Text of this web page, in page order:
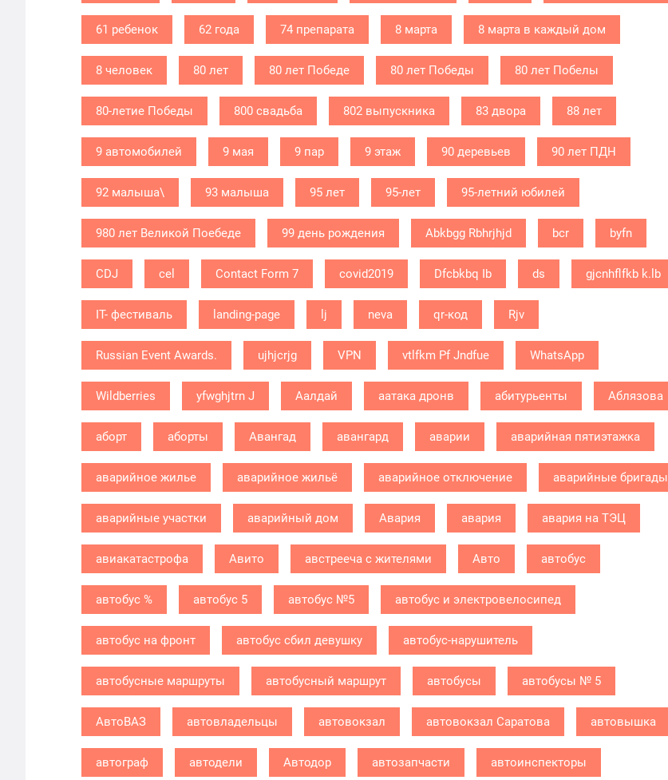
61 ребенок 62 года 74 препарата 8 марта 8 марта в каждый дом
8 человек 80 лет 80 лет Победе 80 лет Победы 80 лет Побелы
80-летие Победы 800 свадьба 802 выпускника 83 двора 88 лет
9 автомобилей 9 мая 9 пар 9 этаж 90 деревьев 90 лет ПДН
92 малыша\ 93 малыша 95 лет 95-лет 95-летний юбилей
980 лет Великой Поебеде 99 день рождения Abkbgg Rbhrjhjd bcr byfn
CDJ cel Contact Form 7 covid2019 Dfcbkbq Ib ds gjcnhflfkb k.lb
IT- фестиваль landing-page lj neva qr-код Rjv
Russian Event Awards. ujhjcrjg VPN vtlfkm Pf Jndfue WhatsApp
Wildberries yfwghjtrn J Аалдай аатака дронв абитурьенты Аблязова
аборт аборты Авангад авангард аварии аварийная пятиэтажка
аварийное жилье аварийное жильё аварийное отключение аварийные бригады
аварийные участки аварийный дом Авария авария авария на ТЭЦ
авиакатастрофа Авито австрееча с жителями Авто автобус
автобус % автобус 5 автобус №5 автобус и электровелосипед
автобус на фронт автобус сбил девушку автобус-нарушитель
автобусные маршруты автобусный маршрут автобусы автобусы № 5
АвтоВАЗ автовладельцы автовокзал автовокзал Саратова автовышка
автограф автодели Автодор автозапчасти автоинспекторы